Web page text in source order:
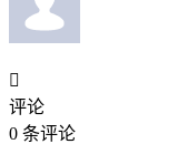

评论
0 条评论